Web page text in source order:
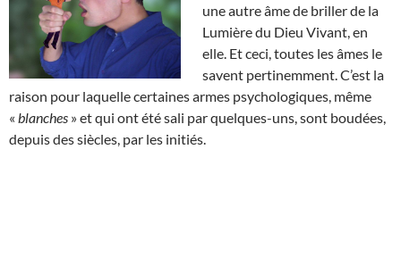
une autre âme de briller de la
Lumière du Dieu Vivant, en
elle. Et ceci, toutes les âmes le
savent pertinemment. C’est la
raison pour laquelle certaines armes psychologiques, même
« blanches » et qui ont été sali par quelques-uns, sont boudées,
depuis des siècles, par les initiés.